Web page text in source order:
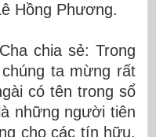
Hồng Phương.
chia sẻ: Trong
ta mừng rất
có tên trong sổ
những người tiên
cho các tín hữu.